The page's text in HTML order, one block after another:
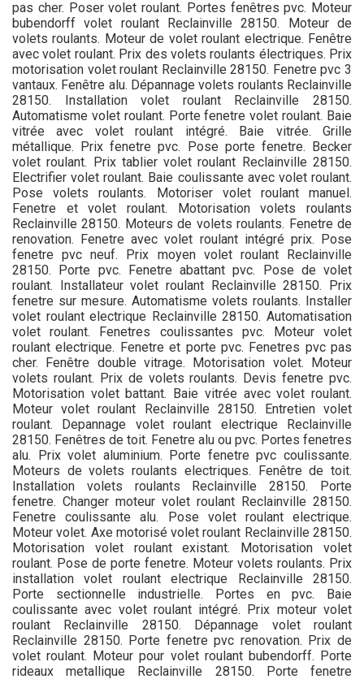
pas cher. Poser volet roulant. Portes fenêtres pvc. Moteur
bubendorff volet roulant Reclainville 28150. Moteur de
volets roulants. Moteur de volet roulant electrique. Fenêtre
avec volet roulant. Prix des volets roulants électriques. Prix
motorisation volet roulant Reclainville 28150. Fenetre pvc 3
vantaux. Fenêtre alu. Dépannage volets roulants Reclainville
28150. Installation volet roulant Reclainville 28150.
Automatisme volet roulant. Porte fenetre volet roulant. Baie
vitrée avec volet roulant intégré. Baie vitrée. Grille
métallique. Prix fenetre pvc. Pose porte fenetre. Becker
volet roulant. Prix tablier volet roulant Reclainville 28150.
Electrifier volet roulant. Baie coulissante avec volet roulant.
Pose volets roulants. Motoriser volet roulant manuel.
Fenetre et volet roulant. Motorisation volets roulants
Reclainville 28150. Moteurs de volets roulants. Fenetre de
renovation. Fenetre avec volet roulant intégré prix. Pose
fenetre pvc neuf. Prix moyen volet roulant Reclainville
28150. Porte pvc. Fenetre abattant pvc. Pose de volet
roulant. Installateur volet roulant Reclainville 28150. Prix
fenetre sur mesure. Automatisme volets roulants. Installer
volet roulant electrique Reclainville 28150. Automatisation
volet roulant. Fenetres coulissantes pvc. Moteur volet
roulant electrique. Fenetre et porte pvc. Fenetres pvc pas
cher. Fenêtre double vitrage. Motorisation volet. Moteur
volets roulant. Prix de volets roulants. Devis fenetre pvc.
Motorisation volet battant. Baie vitrée avec volet roulant.
Moteur volet roulant Reclainville 28150. Entretien volet
roulant. Depannage volet roulant electrique Reclainville
28150. Fenêtres de toit. Fenetre alu ou pvc. Portes fenetres
alu. Prix volet aluminium. Porte fenetre pvc coulissante.
Moteurs de volets roulants electriques. Fenêtre de toit.
Installation volets roulants Reclainville 28150. Porte
fenetre. Changer moteur volet roulant Reclainville 28150.
Fenetre coulissante alu. Pose volet roulant electrique.
Moteur volet. Axe motorisé volet roulant Reclainville 28150.
Motorisation volet roulant existant. Motorisation volet
roulant. Pose de porte fenetre. Moteur volets roulants. Prix
installation volet roulant electrique Reclainville 28150.
Porte sectionnelle industrielle. Portes en pvc. Baie
coulissante avec volet roulant intégré. Prix moteur volet
roulant Reclainville 28150. Dépannage volet roulant
Reclainville 28150. Porte fenetre pvc renovation. Prix de
volet roulant. Moteur pour volet roulant bubendorff. Porte
rideaux metallique Reclainville 28150. Porte fenetre